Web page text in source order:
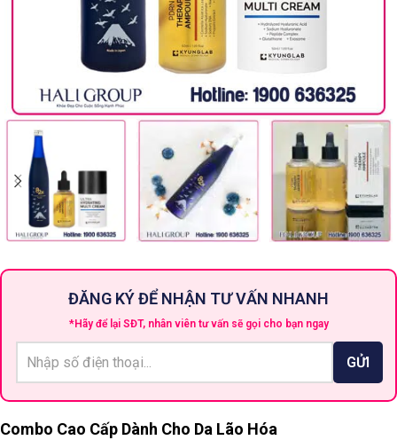
ĐĂNG KÝ ĐỂ NHẬN TƯ VẤN NHANH
*Hãy để lại SĐT, nhân viên tư vấn sẽ gọi cho bạn ngay
Combo Cao Cấp Dành Cho Da Lão Hóa